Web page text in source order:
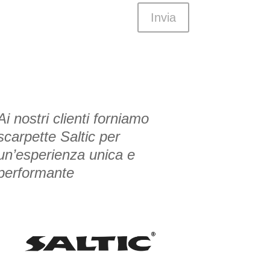
Invia
nostri clienti forniamo
Saltic per
unica e